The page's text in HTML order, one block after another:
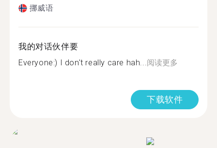
挪威语
我的对话伙伴要
Everyone:) I don't really care hah...阅读更多
下载软件